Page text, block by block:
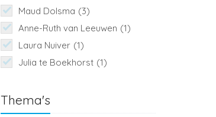
Maud Dolsma (3)
Anne-Ruth van Leeuwen (1)
Laura Nuiver (1)
Julia te Boekhorst (1)
Thema's